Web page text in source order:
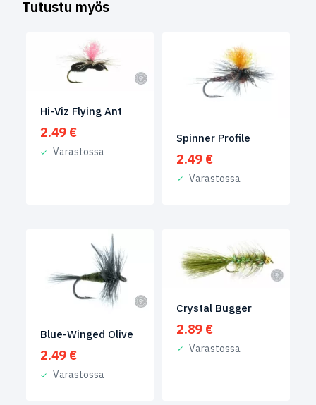
Tutustu myös
Hi-Viz Flying Ant
2.49 €
Varastossa
Spinner Profile
2.49 €
Varastossa
Blue-Winged Olive
2.49 €
Varastossa
Crystal Bugger
2.89 €
Varastossa